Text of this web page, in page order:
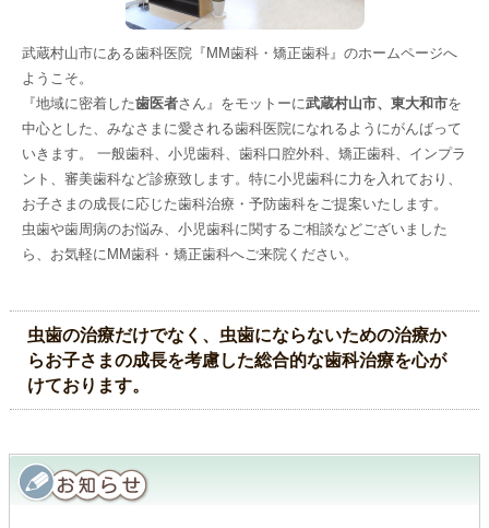
武蔵村山市にある歯科医院『MM歯科・矯正歯科』のホームページへ
ようこそ。
『地域に密着した歯医者さん』をモットーに武蔵村山市、東大和市を
中心とした、みなさまに愛される歯科医院になれるようにがんばって
いきます。 一般歯科、小児歯科、歯科口腔外科、矯正歯科、インプラ
ント、審美歯科など診療致します。特に小児歯科に力を入れており、
お子さまの成長に応じた歯科治療・予防歯科をご提案いたします。
虫歯や歯周病のお悩み、小児歯科に関するご相談などございました
ら、お気軽にMM歯科・矯正歯科へご来院ください。
虫歯の治療だけでなく、虫歯にならないための治療か
らお子さまの成長を考慮した総合的な歯科治療を心が
けております。